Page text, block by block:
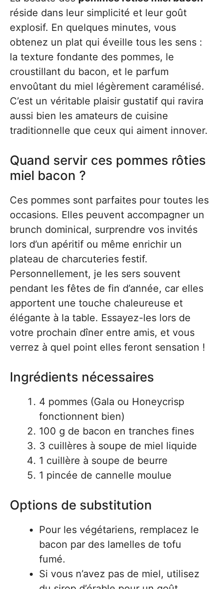
réside dans leur simplicité et leur goût
explosif. En quelques minutes, vous
obtenez un plat qui éveille tous les sens :
la texture fondante des pommes, le
croustillant du bacon, et le parfum
envoûtant du miel légèrement caramélisé.
C’est un véritable plaisir gustatif qui ravira
aussi bien les amateurs de cuisine
traditionnelle que ceux qui aiment innover.
Quand servir ces pommes rôties
miel bacon ?
Ces pommes sont parfaites pour toutes les
occasions. Elles peuvent accompagner un
brunch dominical, surprendre vos invités
lors d’un apéritif ou même enrichir un
plateau de charcuteries festif.
Personnellement, je les sers souvent
pendant les fêtes de fin d’année, car elles
apportent une touche chaleureuse et
élégante à la table. Essayez-les lors de
votre prochain dîner entre amis, et vous
verrez à quel point elles feront sensation !
Ingrédients nécessaires
4 pommes (Gala ou Honeycrisp
fonctionnent bien)
100 g de bacon en tranches fines
3 cuillères à soupe de miel liquide
1 cuillère à soupe de beurre
1 pincée de cannelle moulue
Options de substitution
Pour les végétariens, remplacez le
bacon par des lamelles de tofu
fumé.
Si vous n’avez pas de miel, utilisez